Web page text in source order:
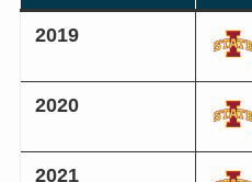
2019
2020
2021